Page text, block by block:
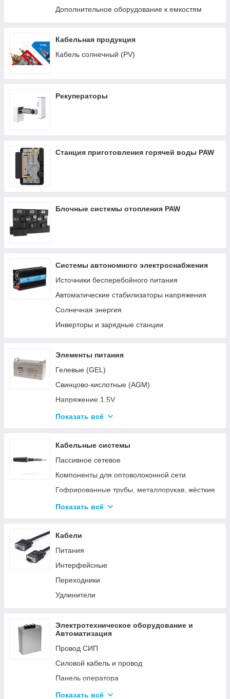
Дополнительное оборудование к емкостям
Кабельная продукция
Кабель солнечный (PV)
Рекуператоры
Станция приготовления горячей воды PAW
Блочные системы отопления PAW
Системы автономного электроснабжения
Источники бесперебойного питания
Автоматические стабилизаторы напряжения
Солнечная энергия
Инверторы и зарядные станции
Элементы питания
Гелевые (GEL)
Свинцово-кислотные (AGM)
Напряжение 1.5V
Напряжение 3V
Напряжение 6V-9V
Напряжение 12V
Аксессуары для элементов питания
Показать всё
Кабельные системы
Пассивное сетевое
Компоненты для оптоволоконной сети
Гофрированные трубы, металлорукав, жёсткие
Показать всё
Кабели
Питания
Интерфейсные
Переходники
Удлинители
Электротехническое оборудование и
Автоматизация
Провод СИП
Силовой кабель и провод
Панель оператора
Системы молниезащиты и заземления
Показать всё